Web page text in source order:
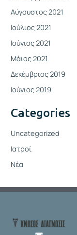
Αύγουστος 2021
Ιούλιος 2021
Ιούνιος 2021
Μάιος 2021
Δεκέμβριος 2019
Ιούνιος 2019
Categories
Uncategorized
Ιατροί
Νέα